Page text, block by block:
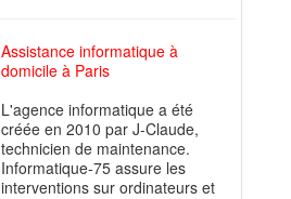
Assistance informatique à
domicile à Paris
L'agence informatique a été
créée en 2010 par J-Claude,
technicien de maintenance.
Informatique-75 assure les
interventions sur ordinateurs et